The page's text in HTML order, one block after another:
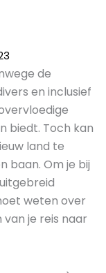
de
en inclusief
biedt. Toch kan
land te
baan. Om je bij
weten over
je reis naar